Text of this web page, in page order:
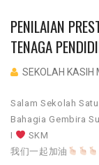
PENILAIAN
TENAGA
SEKOLAH KASIH
Salam Sekolah
Bahagia Gembira
I
SKM
我们一起加油